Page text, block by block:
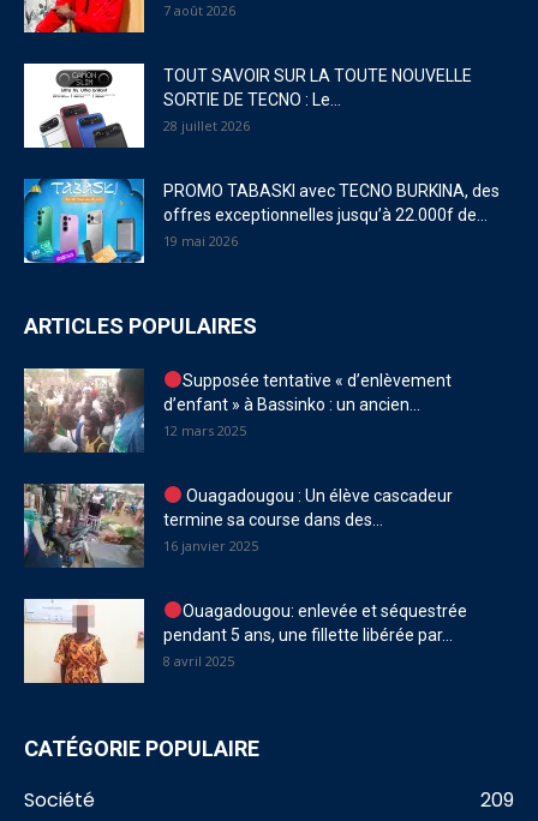
7 août 2026
TOUT SAVOIR SUR LA TOUTE NOUVELLE
SORTIE DE TECNO : Le...
28 juillet 2026
PROMO TABASKI avec TECNO BURKINA, des
offres exceptionnelles jusqu’à 22.000f de...
19 mai 2026
ARTICLES POPULAIRES
Supposée tentative « d’enlèvement
d’enfant » à Bassinko : un ancien...
12 mars 2025
Ouagadougou : Un élève cascadeur
termine sa course dans des...
16 janvier 2025
Ouagadougou: enlevée et séquestrée
pendant 5 ans, une fillette libérée par...
8 avril 2025
CATÉGORIE POPULAIRE
Société
209